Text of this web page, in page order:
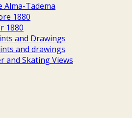
Alma-Tadema
1880
1880
and Drawings
and drawings
and Skating Views